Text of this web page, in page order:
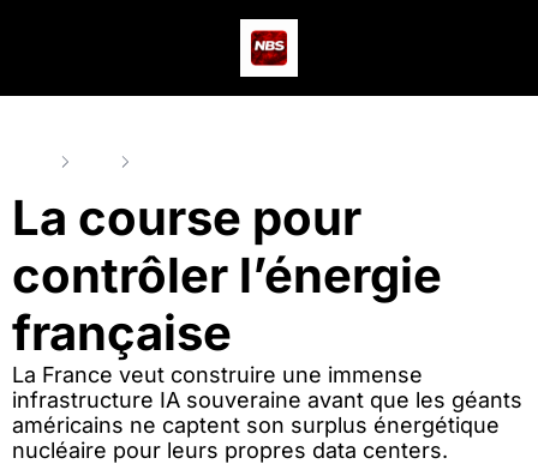
La course pour
contrôler l’énergie
française
La France veut construire une immense
infrastructure IA souveraine avant que les géants
américains ne captent son surplus énergétique
nucléaire pour leurs propres data centers.